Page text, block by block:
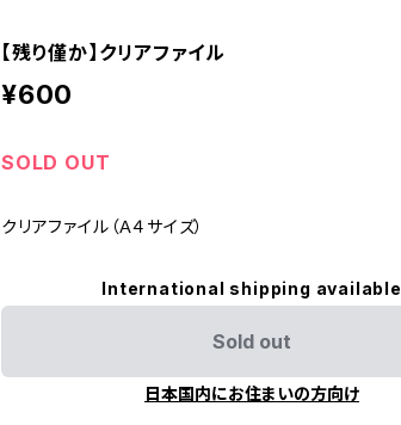
【残り僅か】クリアファイル
¥600
SOLD OUT
クリアファイル（Ａ４サイズ）
International shipping available
Sold out
日本国内にお住まいの方向け